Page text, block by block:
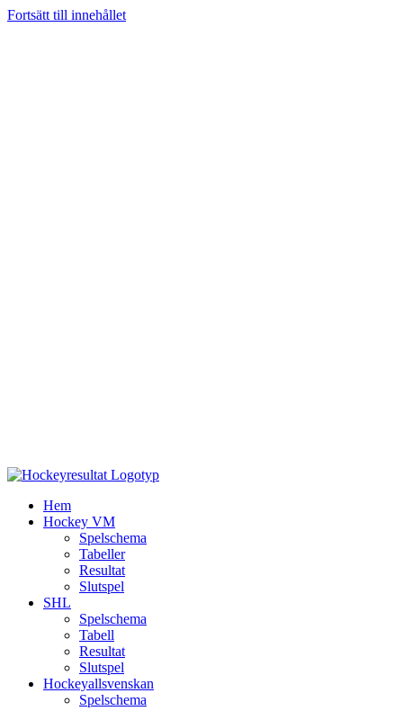
Fortsätt till innehållet
Hem
Hockey VM
Spelschema
Tabeller
Resultat
Slutspel
SHL
Spelschema
Tabell
Resultat
Slutspel
Hockeyallsvenskan
Spelschema